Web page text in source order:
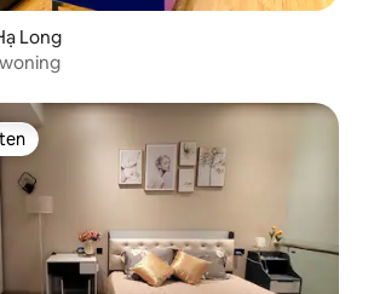
Long